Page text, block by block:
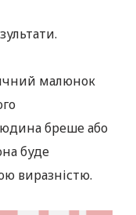
малюнок
бреше або
буде
виразністю.